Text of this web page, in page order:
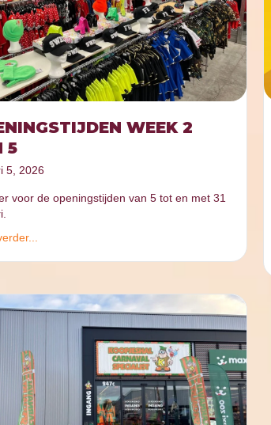
WEEK 2
5
5, 2026
voor de openingstijden van 5 tot en met 31